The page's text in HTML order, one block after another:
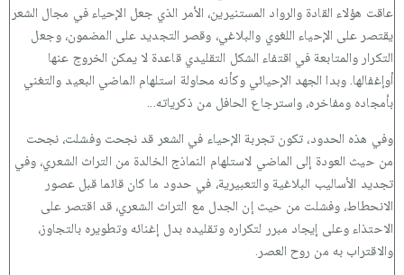
عاقت هؤلاء القادة والرواد المستنيرين، الأمر الذي جعل الإحياء في مجال الشعر
يقتصر على الإحياء اللغوي والبلاغي، وقصر التجديد على المضمون، وجعل
التكرار والمتابعة في اقتفاء الشكل التقليدي قاعدة لا يمكن الخروج عنها
أوإغفالها. وبدا الجهد الإحيائي وكأنه محاولة استلهام الماضي البعيد والتغني
بأمجاده ومفاخره، واسترجاع الحافل من ذكرياته...
وفي هذه الحدود، تكون تجربة الإحياء في الشعر قد نجحت وفشلت، نجحت
من حيث العودة إلى الماضي لاستلهام النماذج الخالدة من التراث الشعري، وفي
تجديد الأساليب البلاغية والتعبيرية، في حدود ما كان قائما قبل عصور
الانحطاط، وفشلت من حيث إن الجدل مع التراث الشعري، قد اقتصر على
الاحتذاء وعلى إيجاد مبرر لتكراره وتقليده بدل إغنائه وتطويره بالتجاوز،
والاقتراب به من روح العصر.